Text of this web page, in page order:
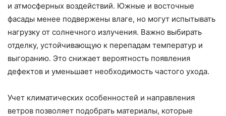
и атмосферных воздействий. Южные и восточные
фасады менее подвержены влаге, но могут испытывать
нагрузку от солнечного излучения. Важно выбирать
отделку, устойчивающую к перепадам температур и
выгоранию. Это снижает вероятность появления
дефектов и уменьшает необходимость частого ухода.
Учет климатических особенностей и направления
ветров позволяет подобрать материалы, которые